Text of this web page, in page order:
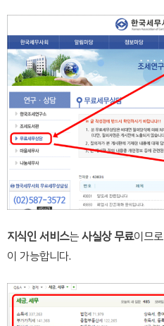
지식인 서비스는사실상 무료이므로
이 가능합니다.